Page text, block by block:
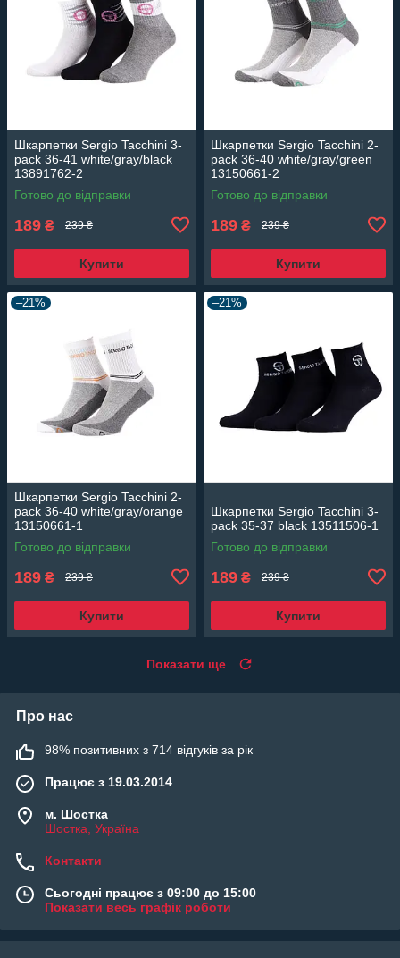
Шкарпетки Sergio Tacchini 3-
pack 36-41 white/gray/black
13891762-2
Готово до відправки
189 ₴ 239 ₴
Купити
Шкарпетки Sergio Tacchini 2-
pack 36-40 white/gray/green
13150661-2
Готово до відправки
189 ₴ 239 ₴
Купити
–21%
Шкарпетки Sergio Tacchini 2-
pack 36-40 white/gray/orange
13150661-1
Готово до відправки
189 ₴ 239 ₴
Купити
–21%
Шкарпетки Sergio Tacchini 3-
pack 35-37 black 13511506-1
Готово до відправки
189 ₴ 239 ₴
Купити
Показати ще
Про нас
98% позитивних з 714 відгуків за рік
Працює з 19.03.2014
м. Шостка
Шостка, Україна
Контакти
Сьогодні працює з 09:00 до 15:00
Показати весь графік роботи